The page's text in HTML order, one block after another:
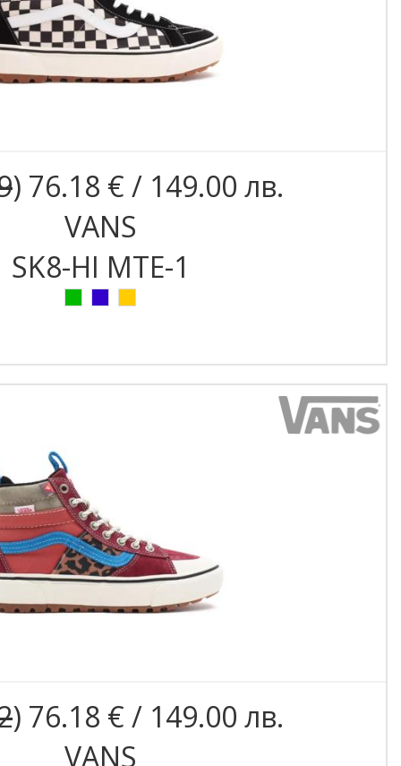
) 76.18 € / 149.00 лв.
VANS
SK8-HI MTE-1
) 76.18 € / 149.00 лв.
VANS